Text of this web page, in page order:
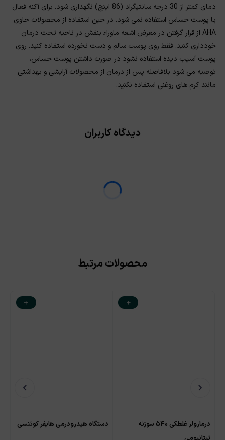
دمای کمتر از 30 درجه سانتیگراد (86 اینچ) نگهداری شود. برای آکنه فعال
یا پوست حساس استفاده نمی شود. در حین استفاده از محصولات حاوی
AHA از قرار گرفتن در معرض اشعه ماوراء بنفش در ناحیه تحت درمان
خودداری کنید. فقط روی پوست سالم و دست نخورده استفاده کنید. روی
پوست آسیب دیده استفاده نشود در صورت داشتن پوست حساس،
توصیه می شود بلافاصله پس از درمان از محصولات آرایشی و بهداشتی
مانند کرم های روغنی استفاده نکنید.
دیدگاه کاربران
محصولات مرتبط
درمارولر غلطکی ۵۴۰ سوزنه
دستگاه هیدرودرمی هایفر کوئنسی